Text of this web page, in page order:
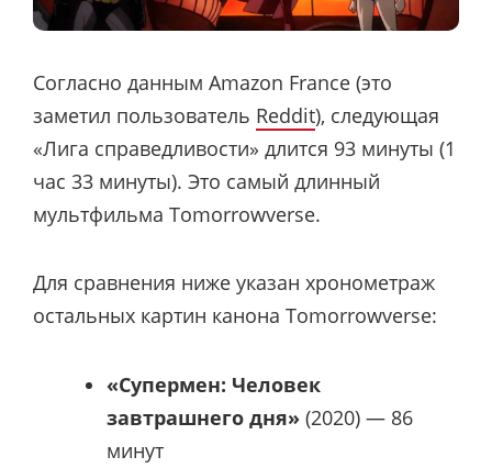
Согласно данным Amazon France (это
заметил пользователь Reddit), следующая
«Лига справедливости» длится 93 минуты (1
час 33 минуты). Это самый длинный
мультфильма Tomorrowverse.
Для сравнения ниже указан хронометраж
остальных картин канона Tomorrowverse:
«Супермен: Человек
завтрашнего дня» (2020) — 86
минут